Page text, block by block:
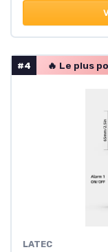
#4 🔥 Le plus
‎LATEC